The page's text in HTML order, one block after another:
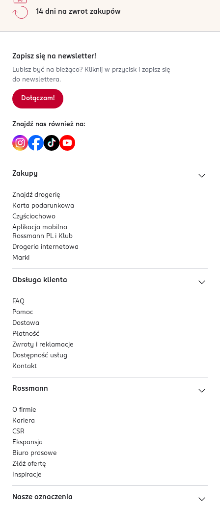
14 dni na zwrot zakupów
Zapisz się na newsletter!
Lubisz być na bieżąco? Kliknij w przycisk i zapisz się
do newslettera.
Dołączam!
Znajdź nas również na:
Zakupy
Znajdź drogerię
Karta podarunkowa
Czyściochowo
Aplikacja mobilna
Rossmann PL i Klub
Drogeria internetowa
Marki
Obsługa klienta
FAQ
Pomoc
Dostawa
Płatność
Zwroty i reklamacje
Dostępność usług
Kontakt
Rossmann
O firmie
Kariera
CSR
Ekspansja
Biuro prasowe
Złóż ofertę
Inspiracje
Nasze oznaczenia